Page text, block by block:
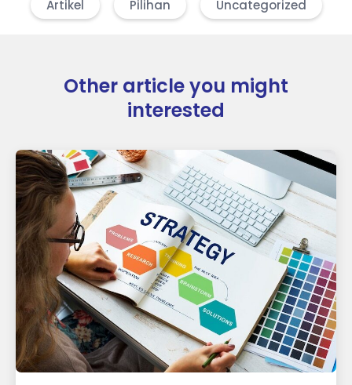
Artikel Pilihan Uncategorized
Other article you might
interested